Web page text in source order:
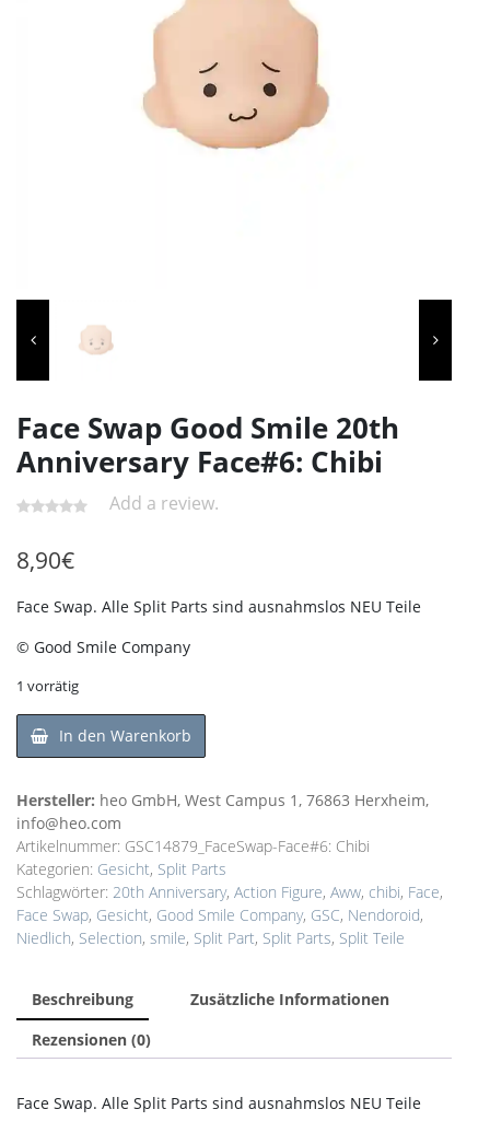
Face Swap Good Smile 20th
Anniversary Face#6: Chibi
Add a review.
8,90€
Face Swap. Alle Split Parts sind ausnahmslos NEU Teile
© Good Smile Company
1 vorrätig
In den Warenkorb
Hersteller: heo GmbH, West Campus 1, 76863 Herxheim,
info@heo.com
Artikelnummer: GSC14879_FaceSwap-Face#6: Chibi
Kategorien: Gesicht, Split Parts
Schlagwörter: 20th Anniversary, Action Figure, Aww, chibi, Face,
Face Swap, Gesicht, Good Smile Company, GSC, Nendoroid,
Niedlich, Selection, smile, Split Part, Split Parts, Split Teile
Beschreibung
Zusätzliche Informationen
Rezensionen (0)
Face Swap. Alle Split Parts sind ausnahmslos NEU Teile